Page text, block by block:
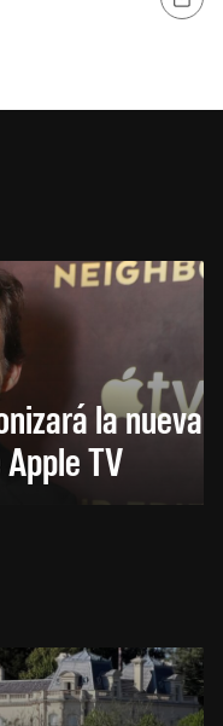
la nueva
TV